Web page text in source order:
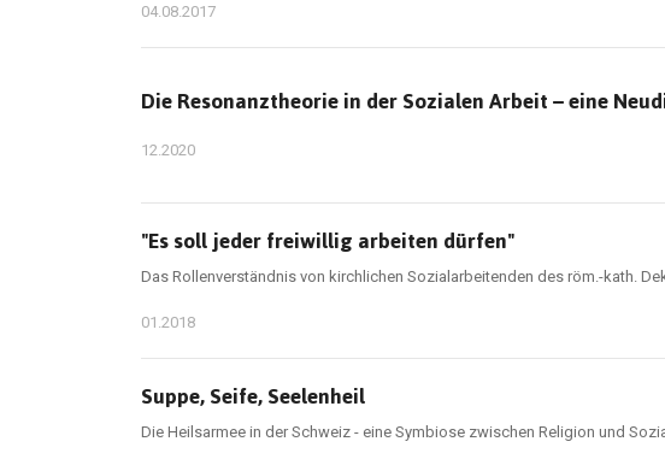
04.08.2017
Die Resonanztheorie in der Sozialen Arbeit – eine
12.2020
"Es soll jeder freiwillig arbeiten dürfen"
Das Rollenverständnis von kirchlichen Sozialarbeitenden des röm.-kath.
01.2018
Suppe, Seife, Seelenheil
Die Heilsarmee in der Schweiz - eine Symbiose zwischen Religion und